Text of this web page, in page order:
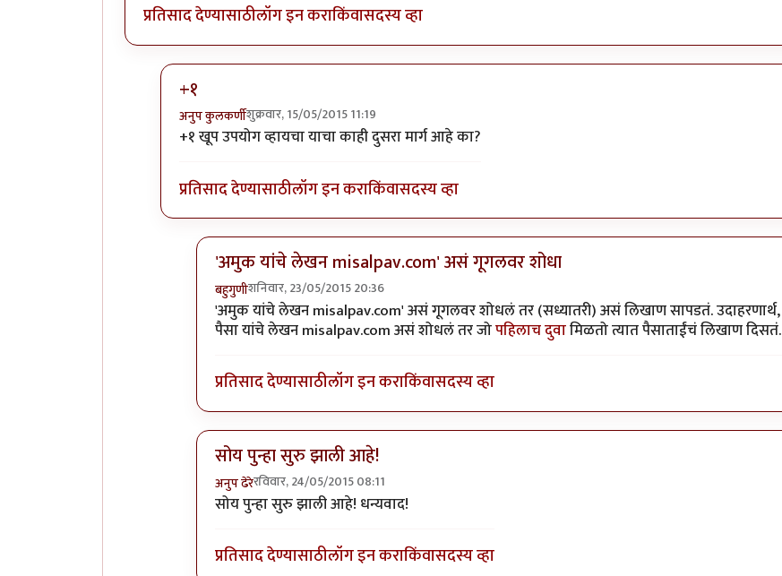
प्रतिसाद देण्यासाठीलॉग इन कराकिंवासदस्य व्हा
+१
अनुप कुलकर्णीशुक्रवार, 15/05/2015 11:19
In reply toआयडी पुढे /authored लाउनbyअनुप ढेरे
+१ खूप उपयोग व्हायचा याचा काही दुसरा मार्ग आहे का?
प्रतिसाद देण्यासाठीलॉग इन कराकिंवासदस्य व्हा
'अमुक यांचे लेखन misalpav.com' असं गूगलवर शोधा
बहुगुणीशनिवार, 23/05/2015 20:36
In reply to+१byअनुप कुलकर्णी
'अमुक यांचे लेखन misalpav.com' असं गूगलवर शोधलं तर (सध्यातरी) असं लिखाण सापडतं. उदाहरणार्थ,
पैसा यांचे लेखन misalpav.com असं शोधलं तर जोपहिलाच दुवामिळतो त्यात पैसाताईंचं लिखाण दिसतं.
प्रतिसाद देण्यासाठीलॉग इन कराकिंवासदस्य व्हा
सोय पुन्हा सुरु झाली आहे!
अनुप ढेरेरविवार, 24/05/2015 08:11
In reply to+१byअनुप कुलकर्णी
सोय पुन्हा सुरु झाली आहे! धन्यवाद!
प्रतिसाद देण्यासाठीलॉग इन कराकिंवासदस्य व्हा